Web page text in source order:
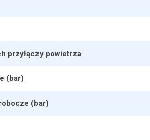
przyłączy powietrza
(bar)
(bar)